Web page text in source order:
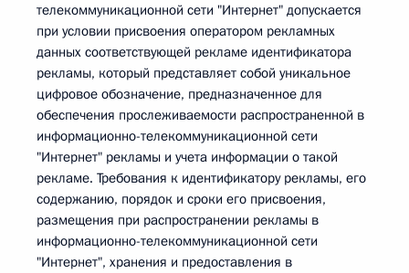
телекоммуникационной сети "Интернет" допускается
при условии присвоения оператором рекламных
данных соответствующей рекламе идентификатора
рекламы, который представляет собой уникальное
цифровое обозначение, предназначенное для
обеспечения прослеживаемости распространенной в
информационно-телекоммуникационной сети
"Интернет" рекламы и учета информации о такой
рекламе. Требования к идентификатору рекламы, его
содержанию, порядок и сроки его присвоения,
размещения при распространении рекламы в
информационно-телекоммуникационной сети
"Интернет", хранения и предоставления в